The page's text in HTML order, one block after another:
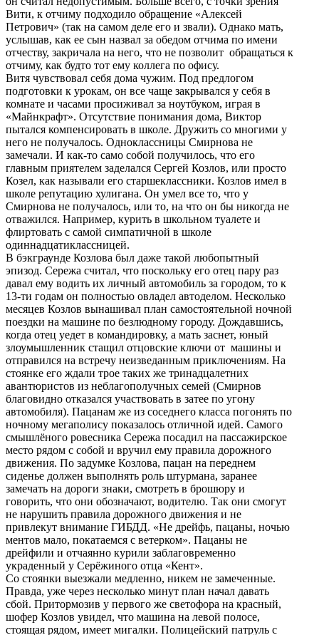
Вити, к отчиму подходило обращение «Алексей
Петрович» (так на самом деле его и звали). Однако мать,
услышав, как ее сын назвал за обедом отчима по имени
отчеству, закричала на него, что не позволит обращаться к
отчиму, как будто тот ему коллега по офису.
Витя чувствовал себя дома чужим. Под предлогом
подготовки к урокам, он все чаще закрывался у себя в
комнате и часами просиживал за ноутбуком, играя в
«Майнкрафт». Отсутствие понимания дома, Виктор
пытался компенсировать в школе. Дружить со многими у
него не получалось. Одноклассницы Смирнова не
замечали. И как-то само собой получилось, что его
главным приятелем заделался Сергей Козлов, или просто
Козел, как называли его старшеклассники. Козлов имел в
школе репутацию хулигана. Он умел все то, что у
Смирнова не получалось, или то, на что он бы никогда не
отважился. Например, курить в школьном туалете и
флиртовать с самой симпатичной в школе
одиннадцатиклассницей.
В бэкграунде Козлова был даже такой любопытный
эпизод. Сережа считал, что поскольку его отец пару раз
давал ему водить их личный автомобиль за городом, то к
13-ти годам он полностью овладел автоделом. Несколько
месяцев Козлов вынашивал план самостоятельной ночной
поездки на машине по безлюдному городу. Дождавшись,
когда отец уедет в командировку, а мать заснет, юный
злоумышленник стащил отцовские ключи от машины и
отправился на встречу неизведанным приключениям. На
стоянке его ждали трое таких же тринадцалетних
авантюристов из неблагополучных семей (Смирнов
благовидно отказался участвовать в затее по угону
автомобиля). Пацанам же из соседнего класса погонять по
ночному мегаполису показалось отличной идей. Самого
смышлёного ровесника Сережа посадил на пассажирское
место рядом с собой и вручил ему правила дорожного
движения. По задумке Козлова, пацан на переднем
сиденье должен выполнять роль штурмана, заранее
замечать на дороги знаки, смотреть в брошюру и
говорить, что они обозначают, водителю. Так они смогут
не нарушить правила дорожного движения и не
привлекут внимание ГИБДД. «Не дрейфь, пацаны, ночью
ментов мало, покатаемся с ветерком». Пацаны не
дрейфили и отчаянно курили заблаговременно
украденный у Серёжиного отца «Кент».
Со стоянки выезжали медленно, никем не замеченные.
Правда, уже через несколько минут план начал давать
сбой. Притормозив у первого же светофора на красный,
шофер Козлов увидел, что машина на левой полосе,
стоящая рядом, имеет мигалки. Полицейский патруль с